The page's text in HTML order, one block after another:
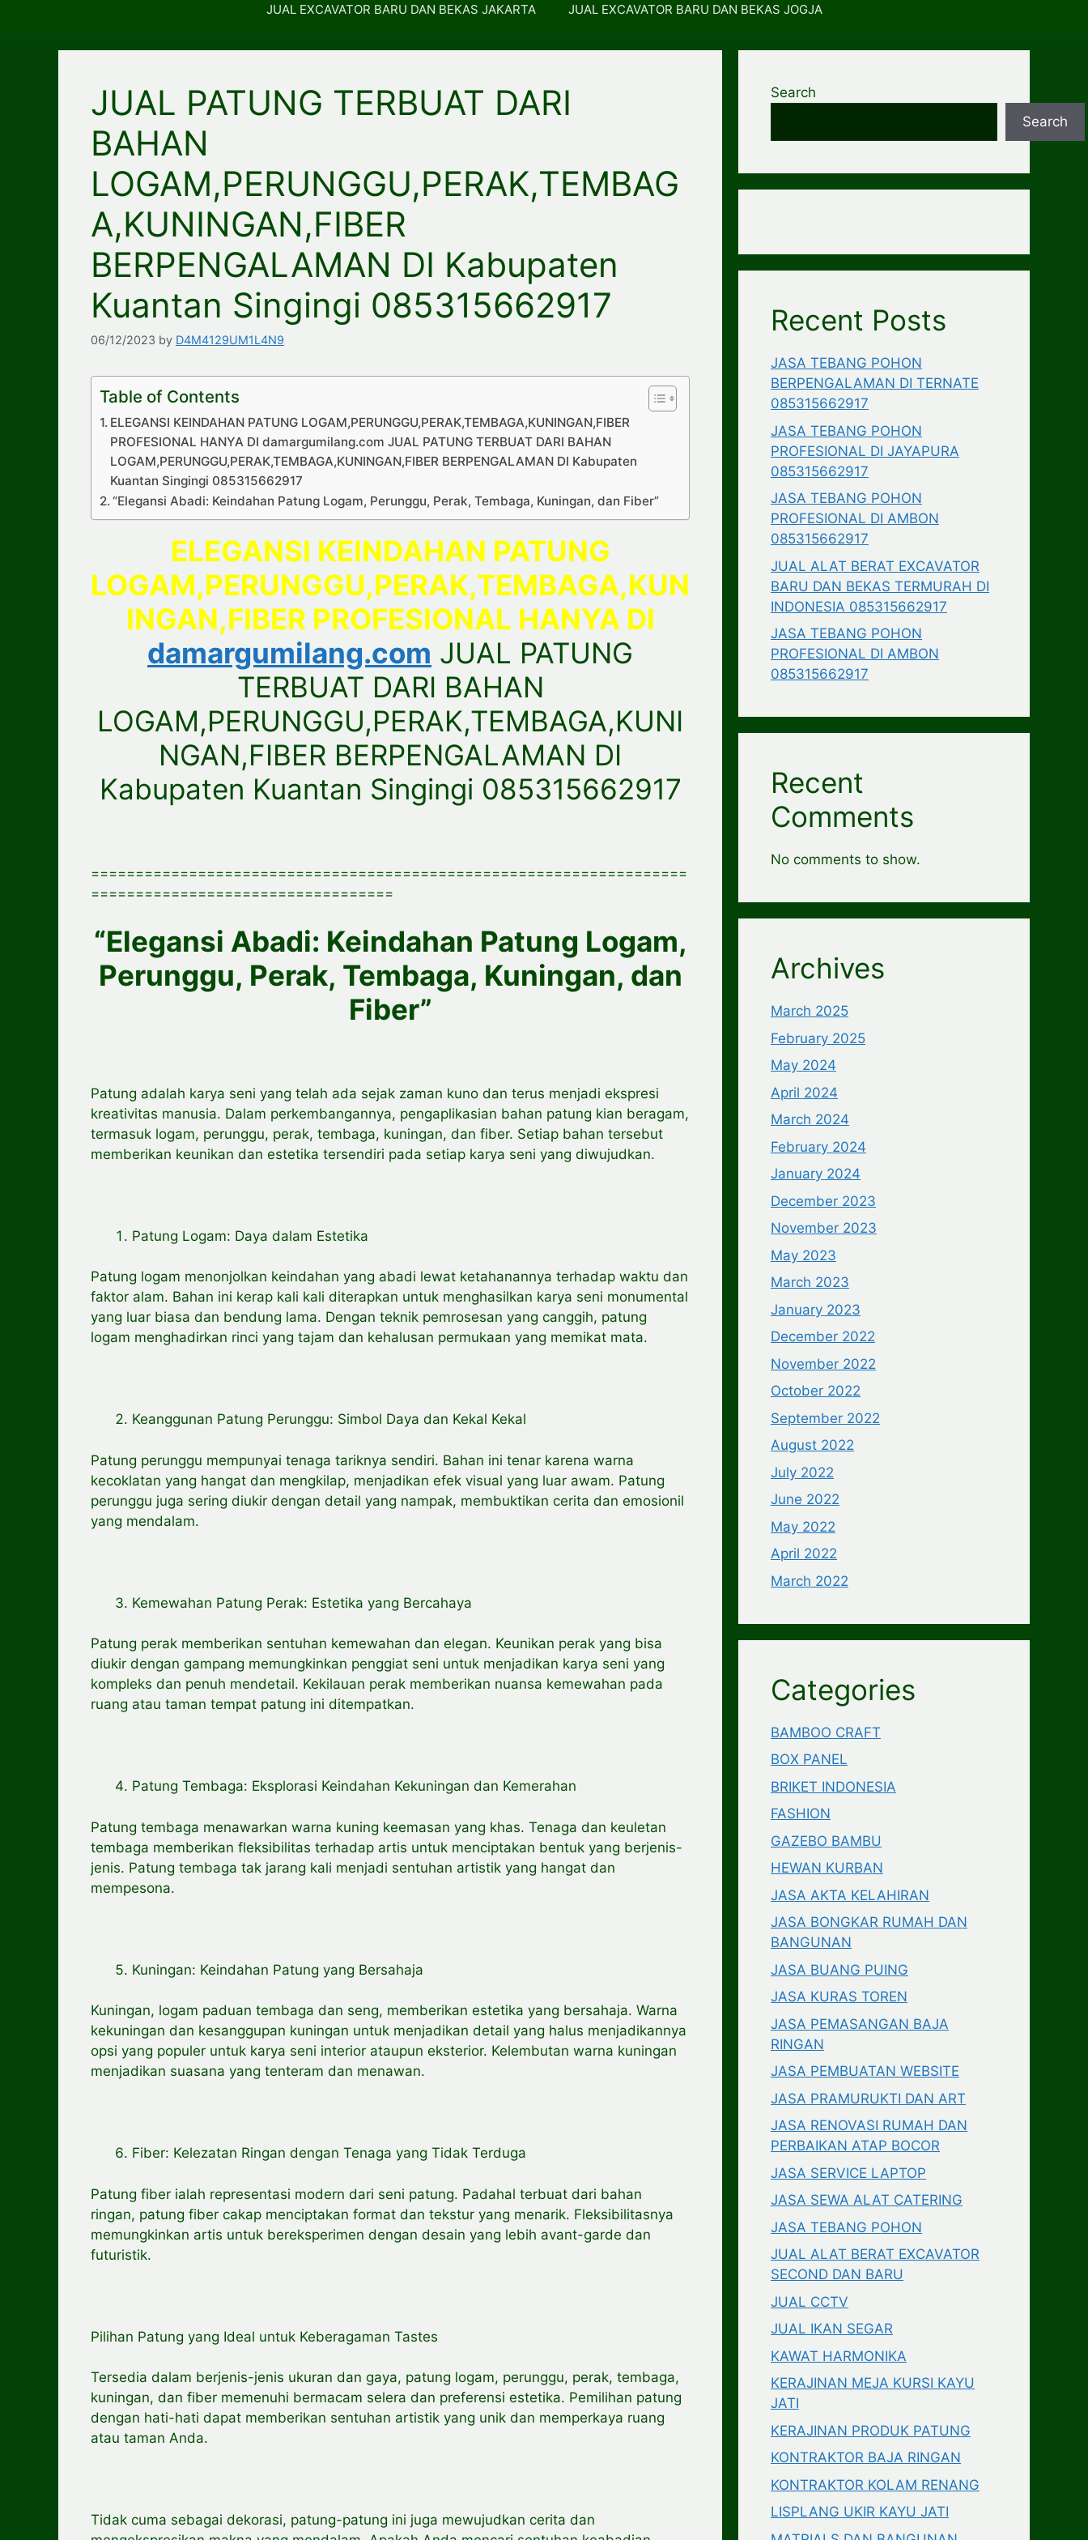
JUAL EXCAVATOR BARU DAN BEKAS JAKARTA JUAL EXCAVATOR BARU DAN BEKAS JOGJA
JUAL PATUNG TERBUAT DARI
BAHAN
LOGAM,PERUNGGU,PERAK,TEMBAG
A,KUNINGAN,FIBER
BERPENGALAMAN DI Kabupaten
Kuantan Singingi 085315662917
06/12/2023 by D4M4129UM1L4N9
Table of Contents
ELEGANSI KEINDAHAN PATUNG LOGAM,PERUNGGU,PERAK,TEMBAGA,KUNINGAN,FIBER
PROFESIONAL HANYA DI damargumilang.com JUAL PATUNG TERBUAT DARI BAHAN
LOGAM,PERUNGGU,PERAK,TEMBAGA,KUNINGAN,FIBER BERPENGALAMAN DI Kabupaten
Kuantan Singingi 085315662917
“Elegansi Abadi: Keindahan Patung Logam, Perunggu, Perak, Tembaga, Kuningan, dan Fiber”
ELEGANSI KEINDAHAN PATUNG
LOGAM,PERUNGGU,PERAK,TEMBAGA,KUN
INGAN,FIBER PROFESIONAL HANYA DI
damargumilang.com JUAL PATUNG
TERBUAT DARI BAHAN
LOGAM,PERUNGGU,PERAK,TEMBAGA,KUNI
NGAN,FIBER BERPENGALAMAN DI
Kabupaten Kuantan Singingi 085315662917
===================================================================
==================================
“Elegansi Abadi: Keindahan Patung Logam,
Perunggu, Perak, Tembaga, Kuningan, dan
Fiber”
Patung adalah karya seni yang telah ada sejak zaman kuno dan terus menjadi ekspresi
kreativitas manusia. Dalam perkembangannya, pengaplikasian bahan patung kian beragam,
termasuk logam, perunggu, perak, tembaga, kuningan, dan fiber. Setiap bahan tersebut
memberikan keunikan dan estetika tersendiri pada setiap karya seni yang diwujudkan.
Patung Logam: Daya dalam Estetika
Patung logam menonjolkan keindahan yang abadi lewat ketahanannya terhadap waktu dan
faktor alam. Bahan ini kerap kali kali diterapkan untuk menghasilkan karya seni monumental
yang luar biasa dan bendung lama. Dengan teknik pemrosesan yang canggih, patung
logam menghadirkan rinci yang tajam dan kehalusan permukaan yang memikat mata.
Keanggunan Patung Perunggu: Simbol Daya dan Kekal Kekal
Patung perunggu mempunyai tenaga tariknya sendiri. Bahan ini tenar karena warna
kecoklatan yang hangat dan mengkilap, menjadikan efek visual yang luar awam. Patung
perunggu juga sering diukir dengan detail yang nampak, membuktikan cerita dan emosionil
yang mendalam.
Kemewahan Patung Perak: Estetika yang Bercahaya
Patung perak memberikan sentuhan kemewahan dan elegan. Keunikan perak yang bisa
diukir dengan gampang memungkinkan penggiat seni untuk menjadikan karya seni yang
kompleks dan penuh mendetail. Kekilauan perak memberikan nuansa kemewahan pada
ruang atau taman tempat patung ini ditempatkan.
Patung Tembaga: Eksplorasi Keindahan Kekuningan dan Kemerahan
Patung tembaga menawarkan warna kuning keemasan yang khas. Tenaga dan keuletan
tembaga memberikan fleksibilitas terhadap artis untuk menciptakan bentuk yang berjenis-
jenis. Patung tembaga tak jarang kali menjadi sentuhan artistik yang hangat dan
mempesona.
Kuningan: Keindahan Patung yang Bersahaja
Kuningan, logam paduan tembaga dan seng, memberikan estetika yang bersahaja. Warna
kekuningan dan kesanggupan kuningan untuk menjadikan detail yang halus menjadikannya
opsi yang populer untuk karya seni interior ataupun eksterior. Kelembutan warna kuningan
menjadikan suasana yang tenteram dan menawan.
Fiber: Kelezatan Ringan dengan Tenaga yang Tidak Terduga
Patung fiber ialah representasi modern dari seni patung. Padahal terbuat dari bahan
ringan, patung fiber cakap menciptakan format dan tekstur yang menarik. Fleksibilitasnya
memungkinkan artis untuk bereksperimen dengan desain yang lebih avant-garde dan
futuristik.
Pilihan Patung yang Ideal untuk Keberagaman Tastes
Tersedia dalam berjenis-jenis ukuran dan gaya, patung logam, perunggu, perak, tembaga,
kuningan, dan fiber memenuhi bermacam selera dan preferensi estetika. Pemilihan patung
dengan hati-hati dapat memberikan sentuhan artistik yang unik dan memperkaya ruang
atau taman Anda.
Tidak cuma sebagai dekorasi, patung-patung ini juga mewujudkan cerita dan
Search
Search
Recent Posts
JASA TEBANG POHON
BERPENGALAMAN DI TERNATE
085315662917
JASA TEBANG POHON
PROFESIONAL DI JAYAPURA
085315662917
JASA TEBANG POHON
PROFESIONAL DI AMBON
085315662917
JUAL ALAT BERAT EXCAVATOR
BARU DAN BEKAS TERMURAH DI
INDONESIA 085315662917
JASA TEBANG POHON
PROFESIONAL DI AMBON
085315662917
Recent
Comments
No comments to show.
Archives
March 2025
February 2025
May 2024
April 2024
March 2024
February 2024
January 2024
December 2023
November 2023
May 2023
March 2023
January 2023
December 2022
November 2022
October 2022
September 2022
August 2022
July 2022
June 2022
May 2022
April 2022
March 2022
Categories
BAMBOO CRAFT
BOX PANEL
BRIKET INDONESIA
FASHION
GAZEBO BAMBU
HEWAN KURBAN
JASA AKTA KELAHIRAN
JASA BONGKAR RUMAH DAN
BANGUNAN
JASA BUANG PUING
JASA KURAS TOREN
JASA PEMASANGAN BAJA
RINGAN
JASA PEMBUATAN WEBSITE
JASA PRAMURUKTI DAN ART
JASA RENOVASI RUMAH DAN
PERBAIKAN ATAP BOCOR
JASA SERVICE LAPTOP
JASA SEWA ALAT CATERING
JASA TEBANG POHON
JUAL ALAT BERAT EXCAVATOR
SECOND DAN BARU
JUAL CCTV
JUAL IKAN SEGAR
KAWAT HARMONIKA
KERAJINAN MEJA KURSI KAYU
JATI
KERAJINAN PRODUK PATUNG
KONTRAKTOR BAJA RINGAN
KONTRAKTOR KOLAM RENANG
LISPLANG UKIR KAYU JATI